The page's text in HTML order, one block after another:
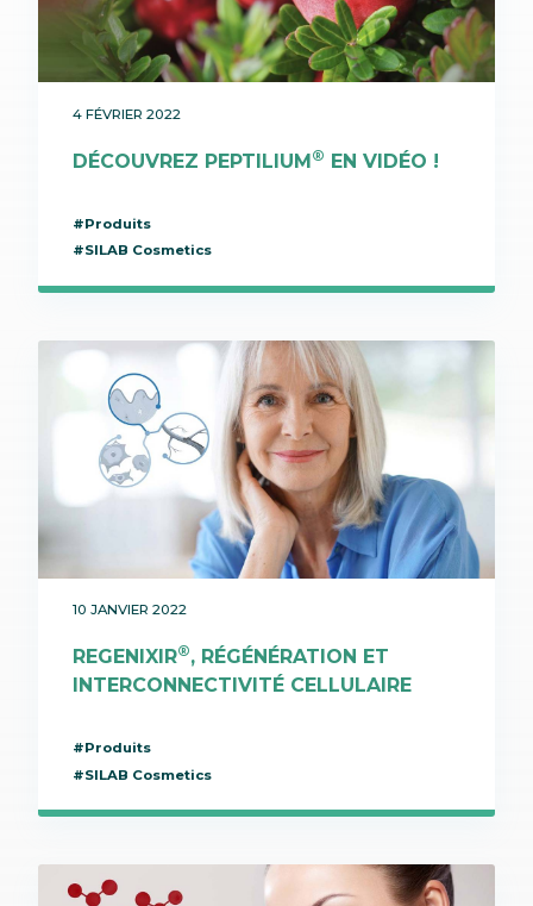
4 FÉVRIER 2022
DÉCOUVREZ PEPTILIUM® EN VIDÉO !
#Produits
#SILAB Cosmetics
10 JANVIER 2022
REGENIXIR®, RÉGÉNÉRATION ET
INTERCONNECTIVITÉ CELLULAIRE
#Produits
#SILAB Cosmetics